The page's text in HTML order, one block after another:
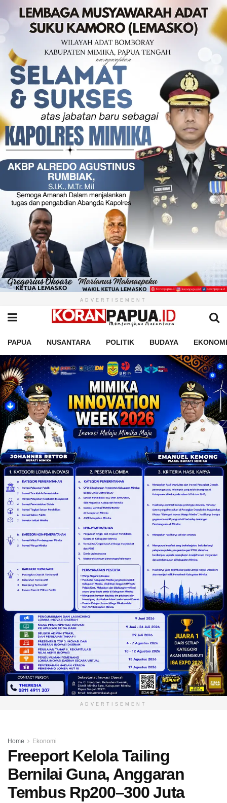
ADVERTISEMENT
PAPUA NUSANTARA POLITIK BUDAYA EKONOMI
ADVERTISEMENT
Home Ekonomi
Freeport Kelola Tailing
Bernilai Guna, Anggaran
Tembus Rp200–300 Juta